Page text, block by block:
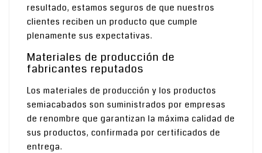
resultado, estamos seguros de que nuestros
clientes reciben un producto que cumple
plenamente sus expectativas.
Materiales de producción de
fabricantes reputados
Los materiales de producción y los productos
semiacabados son suministrados por empresas
de renombre que garantizan la máxima calidad de
sus productos, confirmada por certificados de
entrega.